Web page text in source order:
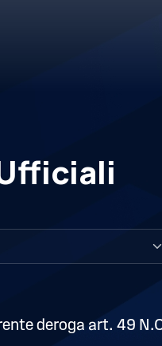
deroga art. 49